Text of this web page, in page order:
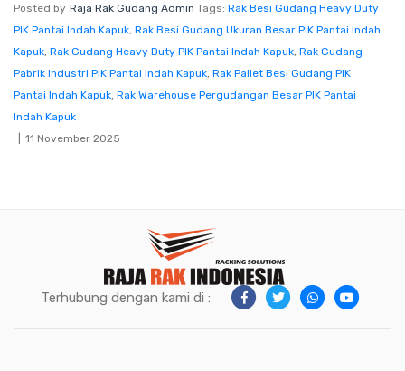
Posted by Raja Rak Gudang Admin Tags: Rak Besi Gudang Heavy Duty
PIK Pantai Indah Kapuk, Rak Besi Gudang Ukuran Besar PIK Pantai Indah
Kapuk, Rak Gudang Heavy Duty PIK Pantai Indah Kapuk, Rak Gudang
Pabrik Industri PIK Pantai Indah Kapuk, Rak Pallet Besi Gudang PIK
Pantai Indah Kapuk, Rak Warehouse Pergudangan Besar PIK Pantai
Indah Kapuk
11 November 2025
Terhubung dengan kami di :